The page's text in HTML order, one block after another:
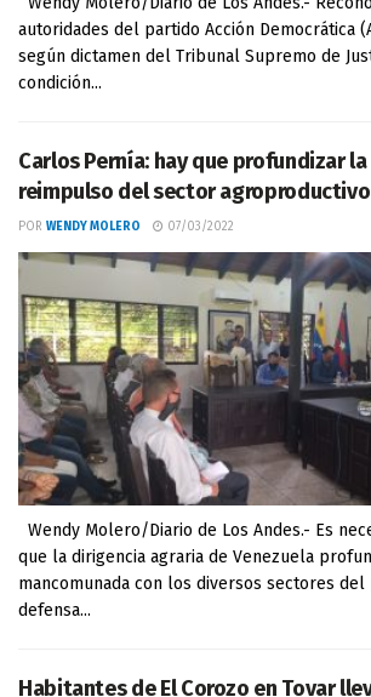
autoridades del partido Acción Democrática
según dictamen del Tribunal Supremo de
condición...
Carlos Pernía: hay que profundizar
reimpulso del sector
POR WENDY MOLERO 07/03/2022
Wendy Molero/Diario de Los Andes.- Es
que la dirigencia agraria de Venezuela
mancomunada con los diversos sectores
defensa...
Habitantes de El Corozo en Tovar